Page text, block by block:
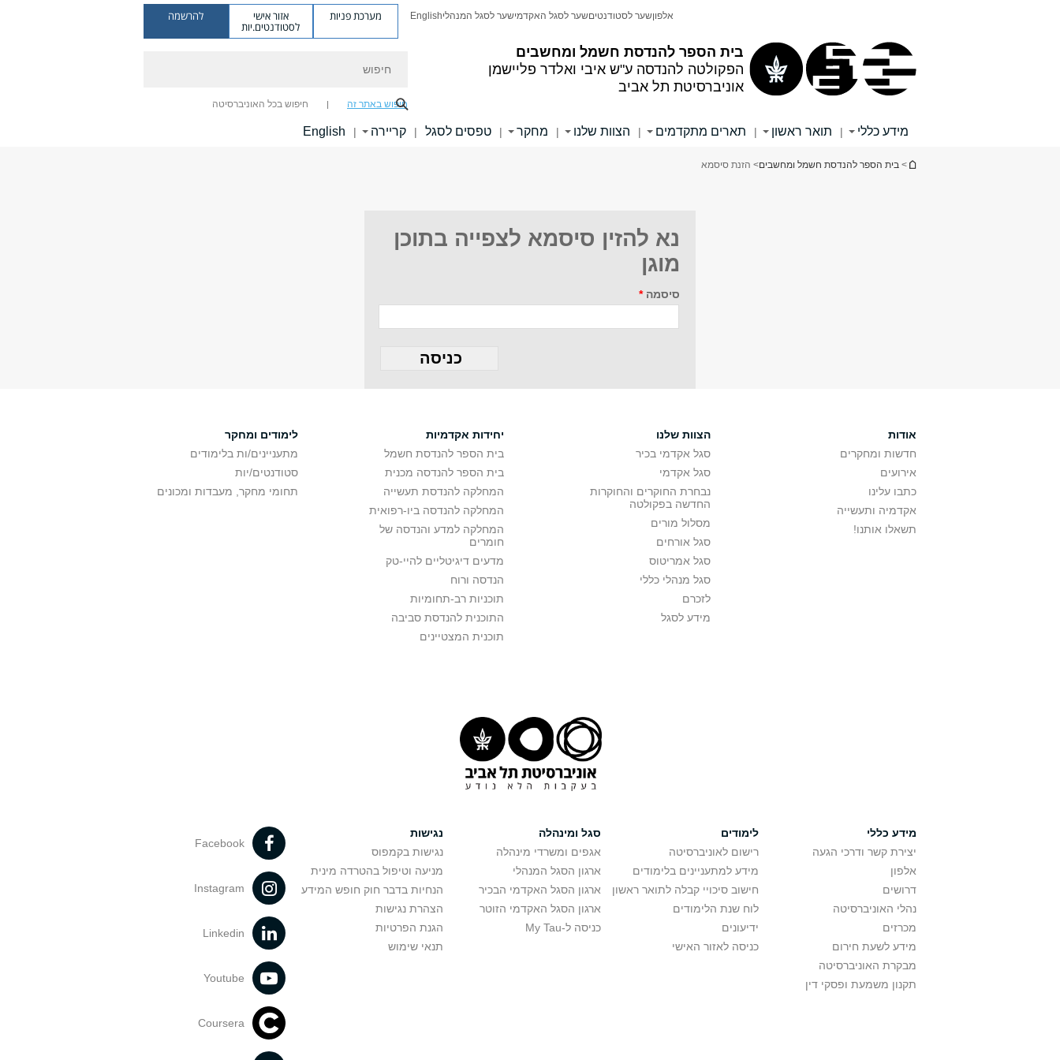
בית הספר להנדסת חשמל ומחשבים
הפקולטה להנדסה ע"ש איבי ואלדר פליישמן
אוניברסיטת תל אביב
אלפוןשער לסטודנטיםשער לסגל האקדמישער לסגל המנהליEnglish מערכת פניות אזור אישי
לסטודנטים.יות
להרשמה
חיפוש באתר זה חיפוש בכל האוניברסיטה
מידע כללי | תואר ראשון | תארים מתקדמים | הצוות שלנו | מחקר | טפסים לסגל | קריירה |
English
הינך נמצא כאן
> בית הספר להנדסת חשמל ומחשבים> הזנת סיסמא
נא להזין סיסמא לצפייה בתוכן
מוגן
סיסמה*
אודות
חדשות ומחקרים
אירועים
כתבו עלינו
אקדמיה ותעשייה
תשאלו אותנו!
הצוות שלנו
סגל אקדמי בכיר
סגל אקדמי
נבחרת החוקרים והחוקרות
החדשה בפקולטה
מסלול מורים
סגל אורחים
סגל אמריטוס
סגל מנהלי כללי
לזכרם
מידע לסגל
יחידות אקדמיות
בית הספר להנדסת חשמל
בית הספר להנדסה מכנית
המחלקה להנדסת תעשייה
המחלקה להנדסה ביו-רפואית
המחלקה למדע והנדסה של
חומרים
מדעים דיגיטליים להיי-טק
הנדסה ורוח
תוכניות רב-תחומיות
התוכנית להנדסת סביבה
תוכנית המצטיינים
לימודים ומחקר
מתעניינים/ות בלימודים
סטודנטים/יות
תחומי מחקר, מעבדות ומכונים
מידע כללי
יצירת קשר ודרכי הגעה
אלפון
דרושים
נהלי האוניברסיטה
מכרזים
מידע לשעת חירום
מבקרת האוניברסיטה
תקנון משמעת ופסקי דין
לימודים
רישום לאוניברסיטה
מידע למתעניינים בלימודים
חישוב סיכויי קבלה לתואר ראשון
לוח שנת הלימודים
ידיעונים
כניסה לאזור האישי
סגל ומינהלה
אגפים ומשרדי מינהלה
ארגון הסגל המנהלי
ארגון הסגל האקדמי הבכיר
ארגון הסגל האקדמי הזוטר
כניסה ל-My Tau
נגישות
נגישות בקמפוס
מניעה וטיפול בהטרדה מינית
הנחיות בדבר חוק חופש המידע
הצהרת נגישות
הגנת הפרטיות
תנאי שימוש
Facebook
Instagram
Linkedin
Youtube
Coursera